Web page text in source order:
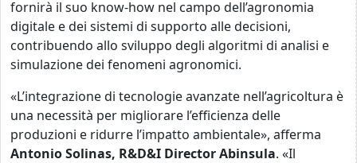
fornirà il suo know-how nel campo dell’agronomia
digitale e dei sistemi di supporto alle decisioni,
contribuendo allo sviluppo degli algoritmi di analisi e
simulazione dei fenomeni agronomici.
«L’integrazione di tecnologie avanzate nell’agricoltura è
una necessità per migliorare l’efficienza delle
produzioni e ridurre l’impatto ambientale», afferma
Antonio Solinas, R&D&I Director Abinsula. «Il